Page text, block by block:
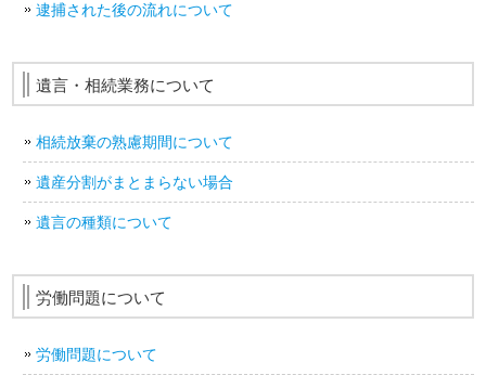
逮捕された後の流れについて
遺言・相続業務について
相続放棄の熟慮期間について
遺産分割がまとまらない場合
遺言の種類について
労働問題について
労働問題について